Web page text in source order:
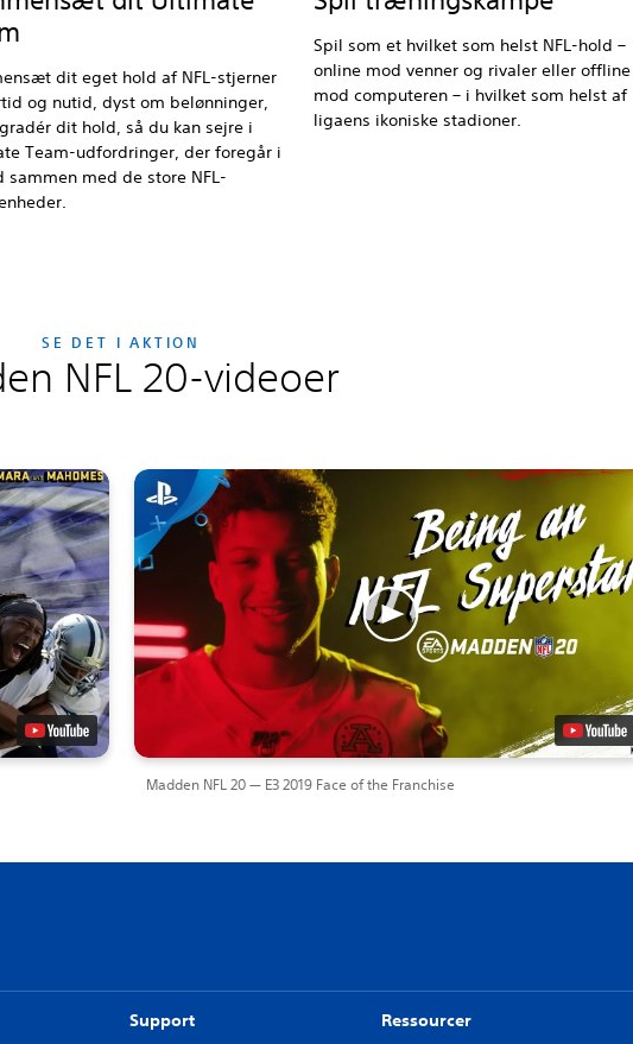
dit eget hold af NFL-stjerner
og nutid, dyst om belønninger,
dit hold, så du kan sejre i
Team-udfordringer, der foregår i
sammen med de store NFL-
Spil som et hvilket som helst NFL-hold –
online mod venner og rivaler eller offline
mod computeren – i hvilket som helst af
ligaens ikoniske stadioner.
SE DET I AKTION
NFL 20-videoer
Madden NFL 20 — E3 2019 Face of the Franchise
Support Ressourcer